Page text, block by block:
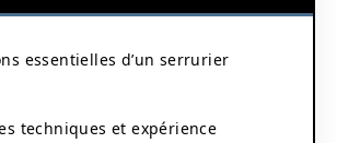
essentielles d’un serrurier
techniques et expérience